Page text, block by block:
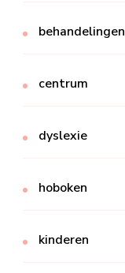
behandelingen
centrum
dyslexie
hoboken
kinderen